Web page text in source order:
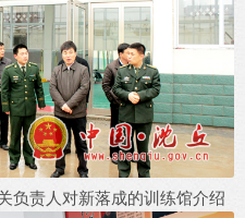
负责人对新落成的训练馆介绍